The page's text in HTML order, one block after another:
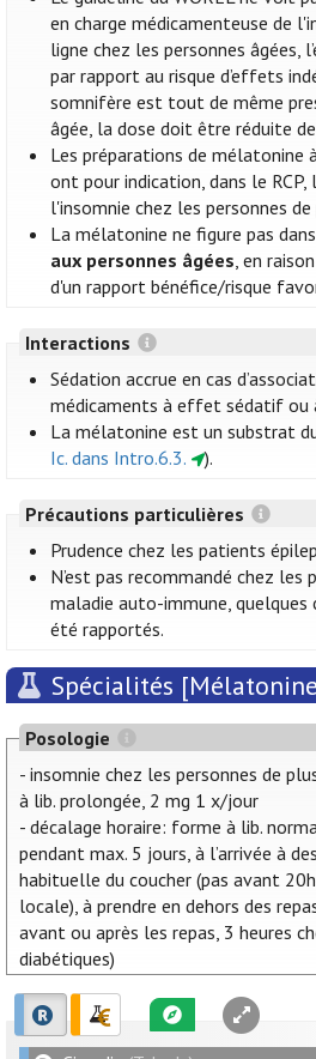
en charge médicamenteuse de
ligne chez les personnes
par rapport au risque d’effets
somnifère est tout de même
âgée, la dose doit être réduite
Les préparations de mélatonine
ont pour indication, dans le
l'insomnie chez les personnes
La mélatonine ne figure pas
aux personnes âgées, en
d'un rapport bénéfice/risque
Interactions
Sédation accrue en cas
médicaments à effet sédatif ou
La mélatonine est un substrat
Ic. dans Intro.6.3.
).
Précautions particulières
Prudence chez les patients
N’est pas recommandé chez les
maladie auto-immune, quelques
été rapportés.
Spécialités
Posologie
- insomnie chez les personnes de
à lib. prolongée, 2 mg 1 x/jour
- décalage horaire: forme à lib.
pendant max. 5 jours, à l’arrivée à
habituelle du coucher (pas avant
locale), à prendre en dehors des
avant ou après les repas, 3 heures
diabétiques)